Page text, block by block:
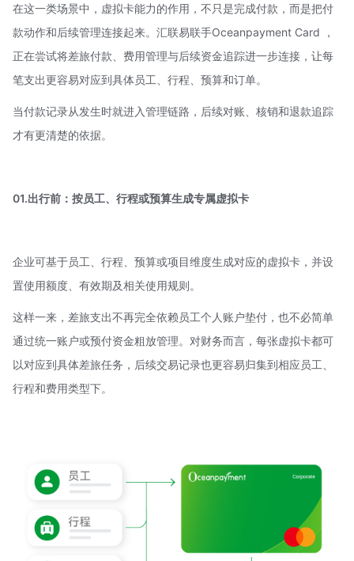
在这一类场景中，虚拟卡能力的作用，不只是完成付款，而是把付
款动作和后续管理连接起来。汇联易联手Oceanpayment Card ，
正在尝试将差旅付款、费用管理与后续资金追踪进一步连接，让每
笔支出更容易对应到具体员工、行程、预算和订单。
当付款记录从发生时就进入管理链路，后续对账、核销和退款追踪
才有更清楚的依据。
01.出行前：按员工、行程或预算生成专属虚拟卡
企业可基于员工、行程、预算或项目维度生成对应的虚拟卡，并设
置使用额度、有效期及相关使用规则。
这样一来，差旅支出不再完全依赖员工个人账户垫付，也不必简单
通过统一账户或预付资金粗放管理。对财务而言，每张虚拟卡都可
以对应到具体差旅任务，后续交易记录也更容易归集到相应员工、
行程和费用类型下。